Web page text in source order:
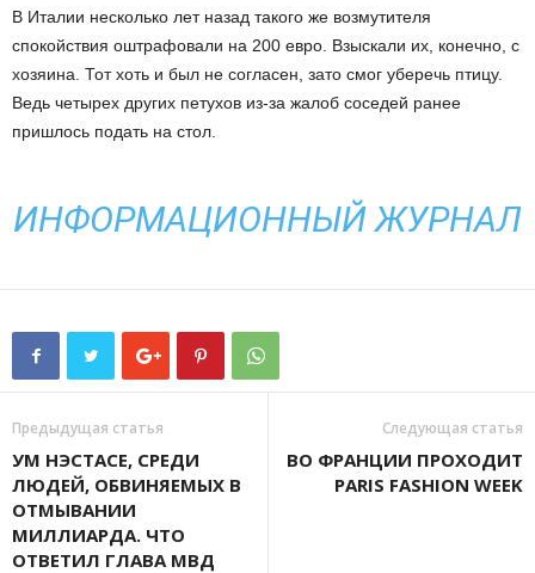
В Италии несколько лет назад такого же возмутителя
спокойствия оштрафовали на 200 евро. Взыскали их, конечно, с
хозяина. Тот хоть и был не согласен, зато смог уберечь птицу.
Ведь четырех других петухов из-за жалоб соседей ранее
пришлось подать на стол.
ИНФОРМАЦИОННЫЙ ЖУРНАЛ
Предыдущая статья
УМ НЭСТАСЕ, СРЕДИ
ЛЮДЕЙ, ОБВИНЯЕМЫХ В
ОТМЫВАНИИ
МИЛЛИАРДА. ЧТО
ОТВЕТИЛ ГЛАВА МВД
Следующая статья
ВО ФРАНЦИИ ПРОХОДИТ
PARIS FASHION WEEK